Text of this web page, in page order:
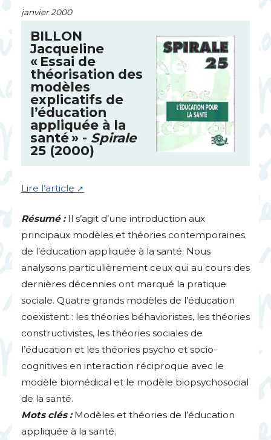
janvier 2000
BILLON
Jacqueline
« Essai de
théorisation des
modèles
explicatifs de
l’éducation
appliquée à la
santé» - Spirale
25 (2000)
Lire l’article
Résumé : Il s’agit d’une introduction aux
principaux modèles et théories contemporaines
de l’éducation appliquée à la santé. Nous
analysons particulièrement ceux qui au cours des
dernières décennies ont marqué la pratique
sociale. Quatre grands modèles de l’éducation
coexistent : les théories béhavioristes, les théories
constructivistes, les théories sociales de
l’éducation et les théories psycho et socio-
cognitives en interaction réciproque avec le
modèle biomédical et le modèle biopsychosocial
de la santé.
Mots clés : Modèles et théories de l’éducation
appliquée à la santé.